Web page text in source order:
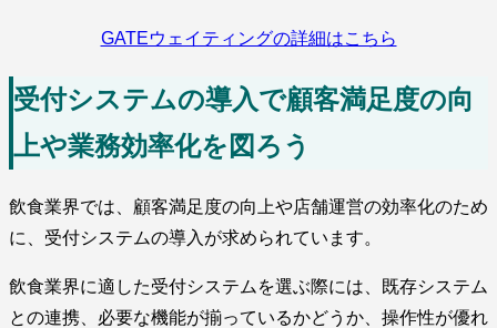
GATEウェイティングの詳細はこちら
受付システムの導入で顧客満足度の向
上や業務効率化を図ろう
飲食業界では、顧客満足度の向上や店舗運営の効率化のため
に、受付システムの導入が求められています。
飲食業界に適した受付システムを選ぶ際には、既存システム
との連携、必要な機能が揃っているかどうか、操作性が優れ